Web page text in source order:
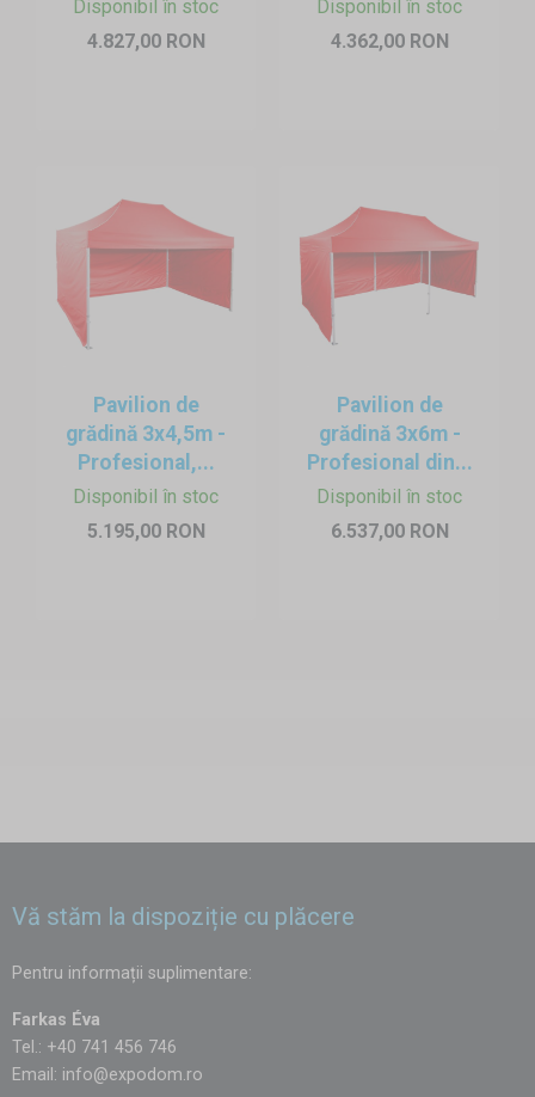
Disponibil în stoc
4.827,00 RON
Disponibil în stoc
4.362,00 RON
Pavilion de
grădină 3x4,5m -
Profesional,...
Disponibil în stoc
5.195,00 RON
Pavilion de
grădină 3x6m -
Profesional din...
Disponibil în stoc
6.537,00 RON
Vă stăm la dispoziție cu plăcere
Pentru informații suplimentare:
Farkas Éva
Tel.: +40 741 456 746
Email: info@expodom.ro